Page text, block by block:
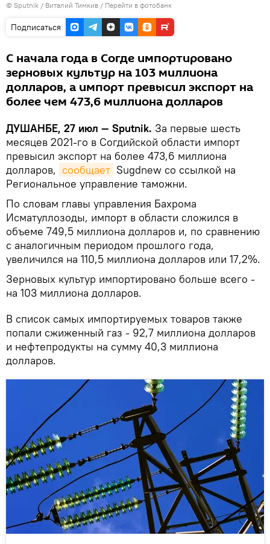
© Sputnik / Виталий Тимкив / Перейти в фотобанк
Подписаться
С начала года в Согде импортировано
зерновых культур на 103 миллиона
долларов, а импорт превысил экспорт на
более чем 473,6 миллиона долларов
ДУШАНБЕ, 27 июл — Sputnik. За первые шесть
месяцев 2021-го в Согдийской области импорт
превысил экспорт на более 473,6 миллиона
долларов, сообщает Sugdnew со ссылкой на
Региональное управление таможни.
По словам главы управления Бахрома
Исматуллозоды, импорт в области сложился в
объеме 749,5 миллиона долларов и, по сравнению
с аналогичным периодом прошлого года,
увеличился на 110,5 миллиона долларов или 17,2%.
Зерновых культур импортировано больше всего -
на 103 миллиона долларов.
В список самых импортируемых товаров также
попали сжиженный газ - 92,7 миллиона долларов
и нефтепродукты на сумму 40,3 миллиона
долларов.